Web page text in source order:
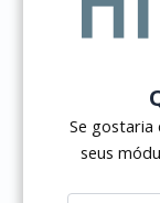
Se gostaria
seus